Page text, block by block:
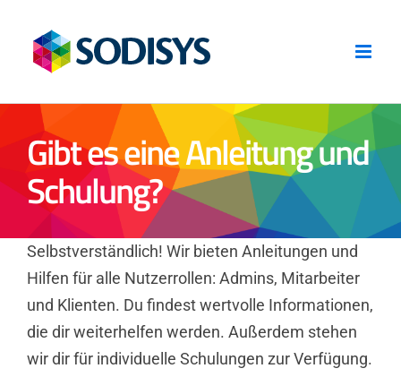
Inhalt
springen
Gibt es eine Anleitung und
Schulung?
Selbstverständlich! Wir bieten Anleitungen und
Hilfen für alle Nutzerrollen: Admins, Mitarbeiter
und Klienten. Du findest wertvolle Informationen,
die dir weiterhelfen werden. Außerdem stehen
wir dir für individuelle Schulungen zur Verfügung.